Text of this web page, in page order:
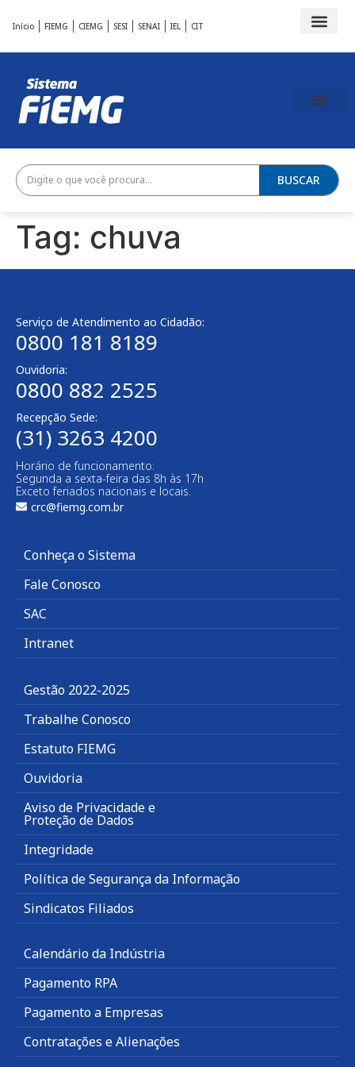
Início FIEMG CIEMG SESI SENAI IEL CIT
BUSCAR
Tag: chuva
Serviço de Atendimento ao Cidadão:
0800 181 8189
Ouvidoria:
0800 882 2525
Recepção Sede:
(31) 3263 4200
Horário de funcionamento:
Segunda a sexta-feira das 8h às 17h
Exceto feriados nacionais e locais.
crc@fiemg.com.br
Conheça o Sistema
Fale Conosco
SAC
Intranet
Gestão 2022-2025
Trabalhe Conosco
Estatuto FIEMG
Ouvidoria
Aviso de Privacidade e
Proteção de Dados
Integridade
Política de Segurança da Informação
Sindicatos Filiados
Calendário da Indústria
Pagamento RPA
Pagamento a Empresas
Contratações e Alienações